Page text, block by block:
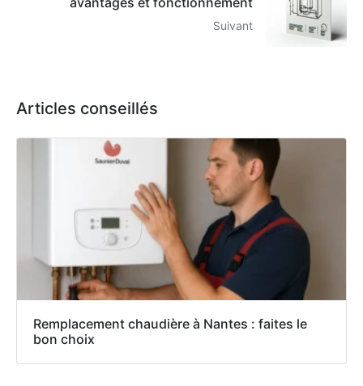
Suivant
Articles conseillés
Remplacement chaudière à Nantes : faites le
bon choix